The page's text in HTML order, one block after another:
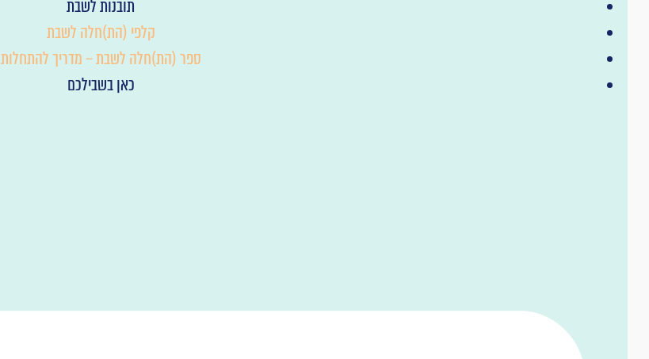
תובנות לשבת
קלפי (הת)חלה לשבת
ספר (הת)חלה לשבת – מדריך להתחלות
כאן בשבילכם